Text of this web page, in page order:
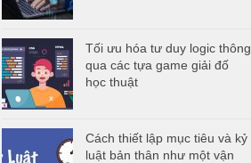
Tối ưu hóa tư duy logic thông
qua các tựa game giải đố
học thuật
Cách thiết lập mục tiêu và kỷ
luật bản thân như một vận